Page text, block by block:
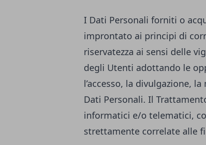
I Dati Personali forniti o
improntato ai principi di
riservatezza ai sensi delle
degli Utenti adottando le
l’accesso, la divulgazione,
Dati Personali. Il
informatici e/o telematici,
strettamente correlate alle